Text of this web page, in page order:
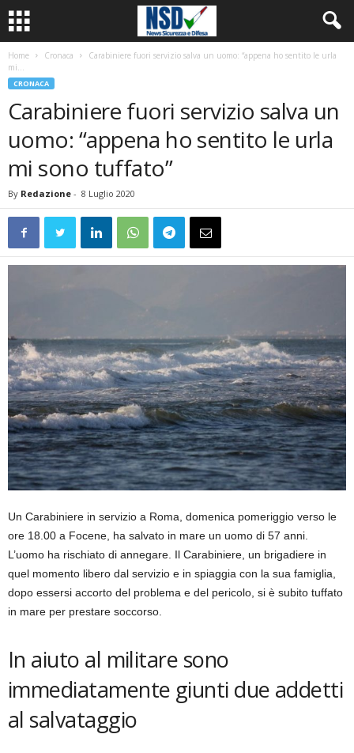
Home Cronaca
Carabiniere fuori servizio salva un uomo: “appena ho sentito le urla
mi...
CRONACA
Carabiniere fuori servizio salva un
uomo: “appena ho sentito le urla
mi sono tuffato”
By Redazione - 8 Luglio 2020
Un Carabiniere in servizio a Roma, domenica pomeriggio verso le
ore 18.00 a Focene, ha salvato in mare un uomo di 57 anni.
L’uomo ha rischiato di annegare. Il Carabiniere, un brigadiere in
quel momento libero dal servizio e in spiaggia con la sua famiglia,
dopo essersi accorto del problema e del pericolo, si è subito tuffato
in mare per prestare soccorso.
In aiuto al militare sono
immediatamente giunti due addetti
al salvataggio